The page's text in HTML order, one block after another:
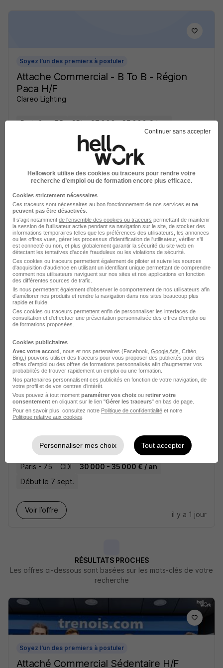
Soyez l'un des premiers à postuler
Attache Commercial - B To B - Région
Paca H/F
Clareo Lighting
Paris 8e - 75 CDI
27 000 - 35 000 € / an
Télétravail occasionnel
il y a 1 jour
Soyez l'un des premiers à postuler
Alternance - Attache Commercial - B
To B - Paris 8E H/F
Clareo Lighting
Paris 8e - 75 Alternance
Télétravail occasionnel
2 ans
Voir l’offre
il y a 1 jour
Commercial B2b H/F
Groupe Synergie
Paris - 75 CDI
30 000 - 35 000 € / an
Début le 7 sept.
Voir l’offre
il y a 1 jour
RÉSULTATS PROCHES
Les offres ci-dessous sont basées sur les mots-clés de votre
recherche
Soyez l'un des premiers à postuler
Attaché Commercial Sédentaire H/F
Continuer sans accepter
Hellowork utilise des cookies ou traceurs pour rendre votre
recherche d’emploi ou de formation encore plus efficace.
Cookies strictement nécessaires
Ces traceurs sont nécessaires au bon fonctionnement de nos services et ne
peuvent pas être désactivés
Il s'agit notamment de l'ensemble des cookies ou traceurs permettant de maintenir
la session de l'utilisateur active pendant sa navigation sur le site, de stocker des
informations temporaires telles que les préférences des utilisateurs, les annonces
ou les offres vues, gérer les processus d'identification de l'utilisateur, vérifier s'il
est connecté ou non, et plus globalement garantir la sécurité du site web en
détectant les tentatives d'accès frauduleux ou les violations de sécurité.
Ces cookies ou traceurs permettent également de piloter et suivre les sources
d'acquisition d'audience en utilisant un identifiant unique permettant de comprendre
comment nos utilisateurs naviguent sur nos sites et nos applications en fonction
des différentes sources de trafic.
Ils nous permettent également d’observer le comportement de nos utilisateurs afin
d'améliorer nos produits et rendre la navigation dans nos sites beaucoup plus
rapide et fluide.
Ces cookies ou traceurs permettent enfin de personnaliser les interfaces de
consultation et d'effectuer une présentation personnalisée des offres d'emploi ou
de formations proposées.
Cookies publicitaires
Avec votre accord , nous et nos partenaires (Facebook, Google Ads , Critéo,
Bing,) pouvons utiliser des traceurs pour vous proposer des publicités pour des
offres d’emploi ou des offres de formations personnalisés afin d’augmenter vos
probabilités de trouver rapidement un emploi ou une formation.
Nos partenaires personnalisent ces publicités en fonction de votre navigation, de
votre profil et de vos centres d’intérêt.
Vous pouvez à tout moment paramétrer vos choix ou retirer votre
consentement en cliquant sur le lien "Gérer les traceurs" en bas de page.
Pour en savoir plus, consultez notre Politique de confidentialité et notre
Politique relative aux cookies
Personnaliser mes choix Tout accepter